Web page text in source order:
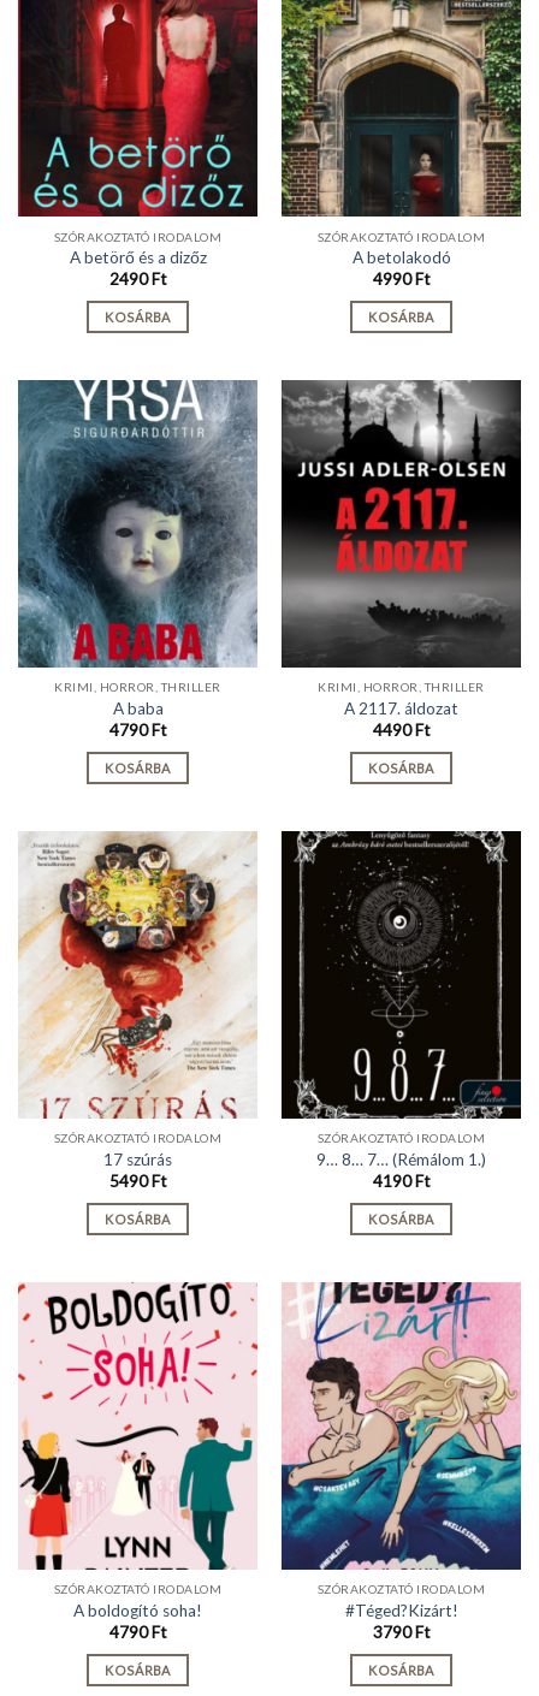
SZÓRAKOZTATÓ IRODALOM
A betörő és a dizőz
2490Ft
KOSÁRBA
SZÓRAKOZTATÓ IRODALOM
A betolakodó
4990Ft
KOSÁRBA
KRIMI, HORROR, THRILLER
A baba
4790Ft
KOSÁRBA
KRIMI, HORROR, THRILLER
A 2117. áldozat
4490Ft
KOSÁRBA
SZÓRAKOZTATÓ IRODALOM
17 szúrás
5490Ft
KOSÁRBA
SZÓRAKOZTATÓ IRODALOM
9… 8… 7… (Rémálom 1.)
4190Ft
KOSÁRBA
SZÓRAKOZTATÓ IRODALOM
A boldogító soha!
4790Ft
KOSÁRBA
SZÓRAKOZTATÓ IRODALOM
#Téged?Kizárt!
3790Ft
KOSÁRBA